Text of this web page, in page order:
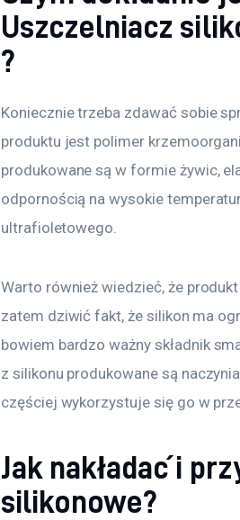
Uszczelniacz
?
Koniecznie trzeba zdawać sobie
produktu jest polimer
produkowane są w formie żywic,
odpornością na wysokie
ultrafioletowego.
Warto również wiedzieć, że
zatem dziwić fakt, że silikon ma
bowiem bardzo ważny składnik
z silikonu produkowane są
częściej wykorzystuje się go w
Jak nakładać i
silikonowe?